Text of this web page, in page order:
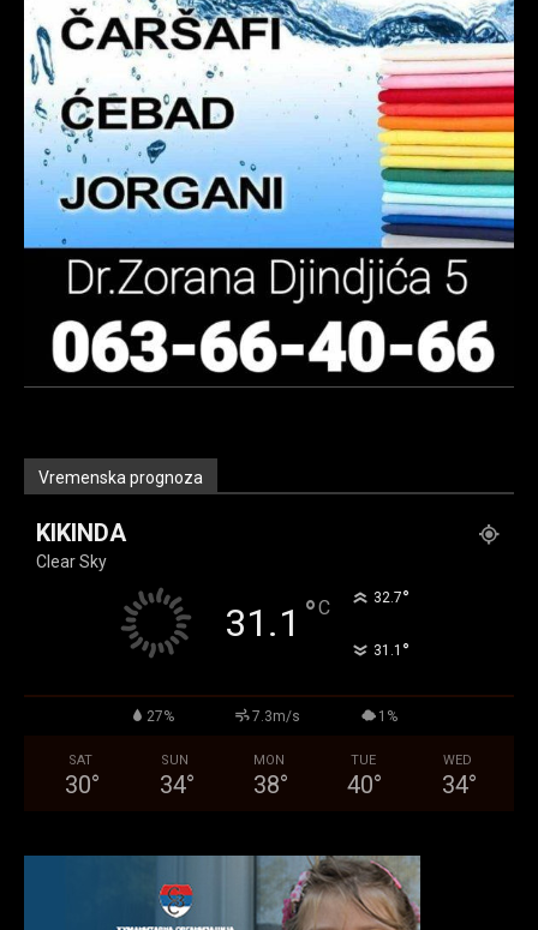
Vremenska prognoza
KIKINDA
Clear Sky
31.1 °C 32.7°
31.1 °
27% 7.3m/s 1%
SAT
30°
SUN
34°
MON
38°
TUE
40°
WED
34°